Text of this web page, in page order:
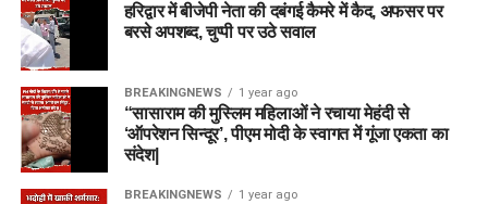
हरिद्वार में बीजेपी नेता की दबंगई कैमरे में कैद, अफसर पर
बरसे अपशब्द, चुप्पी पर उठे सवाल
BREAKINGNEWS 1 year ago
“सासाराम की मुस्लिम महिलाओं ने रचाया मेहंदी से
‘ऑपरेशन सिन्दूर’, पीएम मोदी के स्वागत में गूंजा एकता का
संदेश|
BREAKINGNEWS 1 year ago